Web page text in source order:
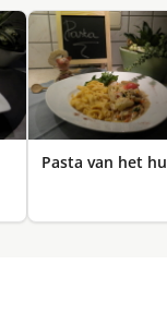
Pasta van het